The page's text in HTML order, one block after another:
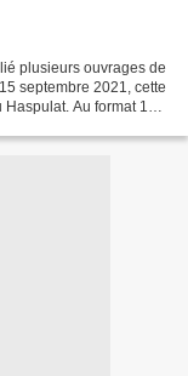
plusieurs ouvrages de
septembre 2021, cette
Au format 13 x